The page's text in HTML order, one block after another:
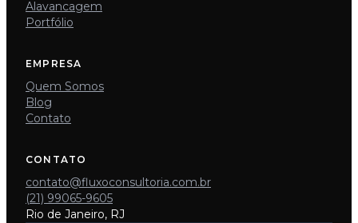
Alavancagem
Portfólio
EMPRESA
Quem Somos
Blog
Contato
CONTATO
contato@fluxoconsultoria.com.br
(21) 99065-9605
Rio de Janeiro, RJ